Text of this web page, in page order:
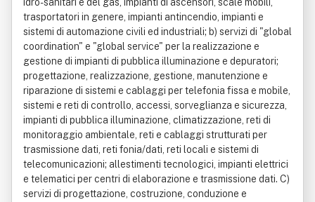
trasportatori in genere, impianti antincendio, impianti e
sistemi di automazione civili ed industriali; b) servizi di "global
coordination" e "global service" per la realizzazione e
gestione di impianti di pubblica illuminazione e depuratori;
progettazione, realizzazione, gestione, manutenzione e
riparazione di sistemi e cablaggi per telefonia fissa e mobile,
sistemi e reti di controllo, accessi, sorveglianza e sicurezza,
impianti di pubblica illuminazione, climatizzazione, reti di
monitoraggio ambientale, reti e cablaggi strutturati per
trasmissione dati, reti fonia/dati, reti locali e sistemi di
telecomunicazioni; allestimenti tecnologici, impianti elettrici
e telematici per centri di elaborazione e trasmissione dati. C)
servizi di progettazione, costruzione, conduzione e